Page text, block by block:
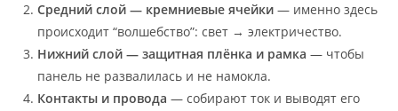
Средний слой — кремниевые ячейки — именно здесь
происходит “волшебство”: свет → электричество.
Нижний слой — защитная плёнка и рамка — чтобы
панель не развалилась и не намокла.
Контакты и провода — собирают ток и выводят его